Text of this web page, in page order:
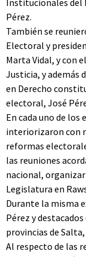
Pérez.
También se
Electoral y
Marta Vidal, y con
Justicia, y además
en Derecho
electoral, José
En cada uno de
interiorizaron con
reformas
las reuniones
nacional,
Legislatura en
Durante la misma
Pérez y
provincias de
Al respecto de las